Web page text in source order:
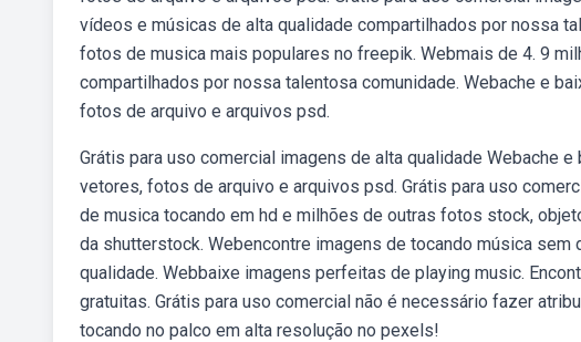
vídeos e músicas de alta qualidade compartilhados por nossa
fotos de musica mais populares no freepik. Webmais de 4. 9
compartilhados por nossa talentosa comunidade. Webache e
fotos de arquivo e arquivos psd.
Grátis para uso comercial imagens de alta qualidade Webache
vetores, fotos de arquivo e arquivos psd. Grátis para uso
de musica tocando em hd e milhões de outras fotos stock,
da shutterstock. Webencontre imagens de tocando música
qualidade. Webbaixe imagens perfeitas de playing music.
gratuitas. Grátis para uso comercial não é necessário fazer
tocando no palco em alta resolução no pexels!